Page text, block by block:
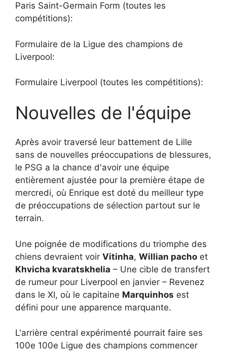
Paris Saint-Germain Form (toutes les
compétitions):
Formulaire de la Ligue des champions de
Liverpool:
Formulaire Liverpool (toutes les compétitions):
Nouvelles de l'équipe
Après avoir traversé leur battement de Lille
sans de nouvelles préoccupations de blessures,
le PSG a la chance d'avoir une équipe
entièrement ajustée pour la première étape de
mercredi, où Enrique est doté du meilleur type
de préoccupations de sélection partout sur le
terrain.
Une poignée de modifications du triomphe des
chiens devraient voir Vitinha, Willian pacho et
Khvicha kvaratskhelia – Une cible de transfert
de rumeur pour Liverpool en janvier – Revenez
dans le XI, où le capitaine Marquinhos est
défini pour une apparence marquante.
L'arrière central expérimenté pourrait faire ses
100e 100e Ligue des champions commencer